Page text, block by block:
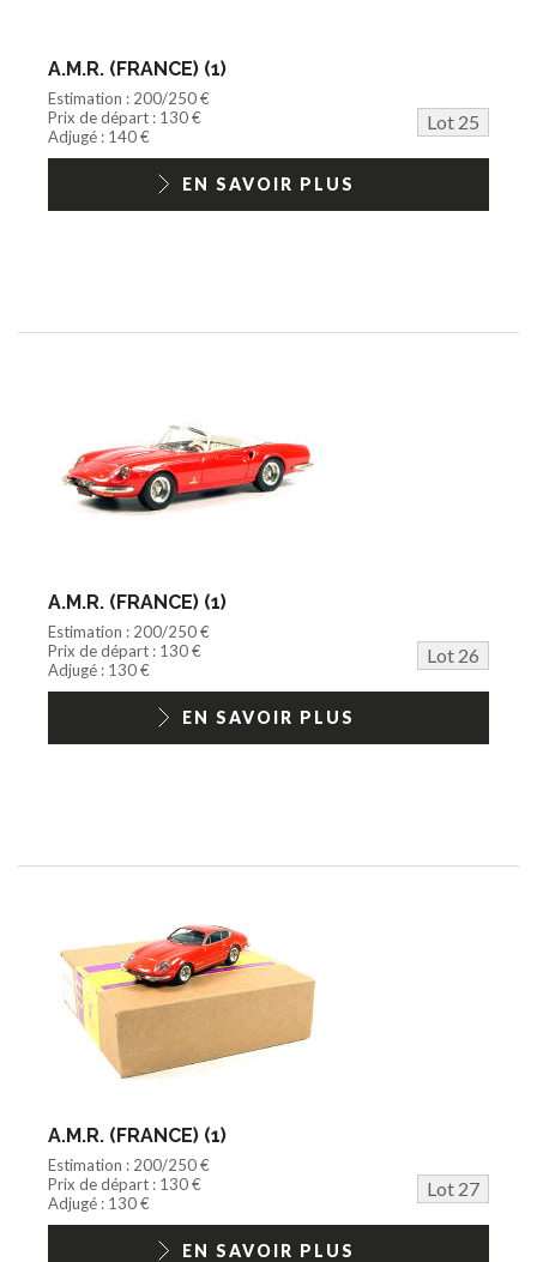
A.M.R. (FRANCE) (1)
Estimation : 200/250 €
Prix de départ : 130 €
Lot 25
Adjugé : 140 €
EN SAVOIR PLUS
A.M.R. (FRANCE) (1)
Estimation : 200/250 €
Prix de départ : 130 €
Lot 26
Adjugé : 130 €
EN SAVOIR PLUS
A.M.R. (FRANCE) (1)
Estimation : 200/250 €
Prix de départ : 130 €
Lot 27
Adjugé : 130 €
EN SAVOIR PLUS